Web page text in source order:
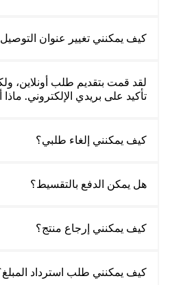
كيف يمكنني تغيير عنوان
لقد قمت بتقديم طلب أونلاين،
تأكيد على بريدي الإلكتروني.
كيف يمكنني إلغاء طلبي؟
هل يمكن الدفع بالتقسيط؟
كيف يمكنني إرجاع منتج؟
كيف يمكنني طلب استرداد